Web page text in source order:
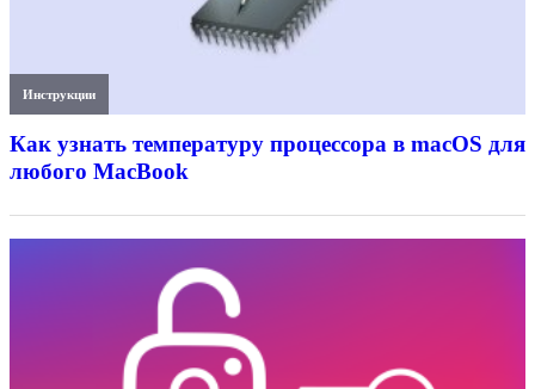
Инструкции
Как узнать температуру процессора в macOS для
любого MacBook